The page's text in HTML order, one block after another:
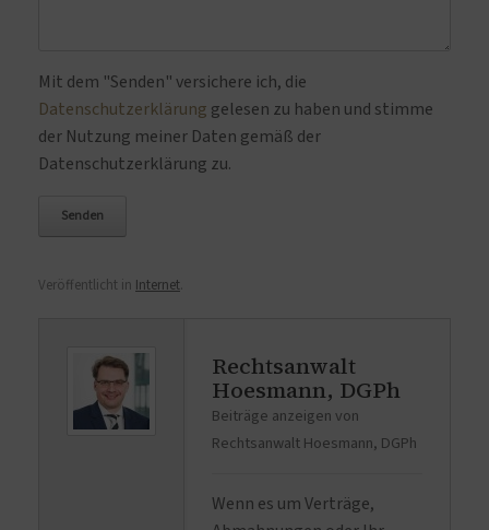
Bitte lasse dieses Feld leer.
Mit dem "Senden" versichere ich, die
Datenschutzerklärung gelesen zu haben und stimme
der Nutzung meiner Daten gemäß der
Datenschutzerklärung zu.
Veröffentlicht in Internet
Rechtsanwalt
Hoesmann, DGPh
Beiträge anzeigen von
Rechtsanwalt Hoesmann, DGPh
Wenn es um Verträge,